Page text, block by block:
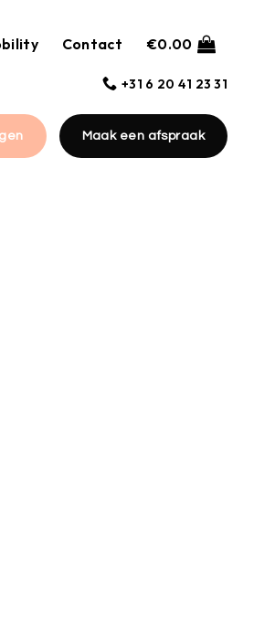
Contact €0.00
+31 6 20 41 23 31
Maak een afspraak